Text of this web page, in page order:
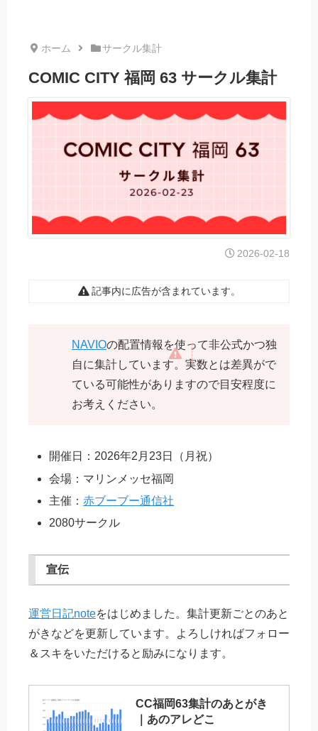
ホーム サークル集計
COMIC CITY 福岡 63 サークル集計
2026-02-18
記事内に広告が含まれています。
NAVIOの配置情報を使って非公式かつ独
自に集計しています。実数とは差異がで
ている可能性がありますので目安程度に
お考えください。
開催日：2026年2月23日（月祝）
会場：マリンメッセ福岡
主催：赤ブーブー通信社
2080サークル
宣伝
運営日記noteをはじめました。集計更新ごとのあと
がきなどを更新しています。よろしければフォロー
＆スキをいただけると励みになります。
CC福岡63集計のあとがき
｜あのアレどこ